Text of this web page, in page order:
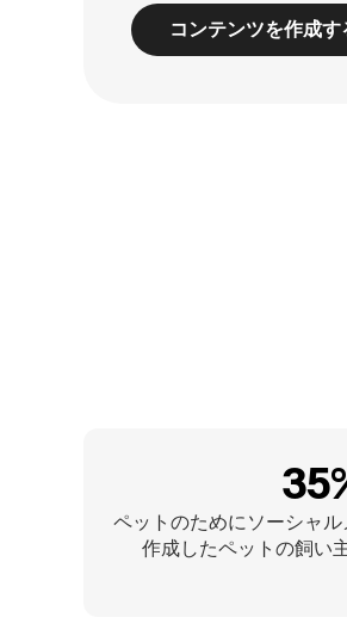
コンテンツを作成す
ペットのためにソーシャ
作成したペットの飼い